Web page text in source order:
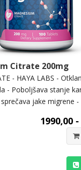
Citrate 200mg
- HAYA LABS -
- Poboljšava stanje
jake migrene -
1990,00